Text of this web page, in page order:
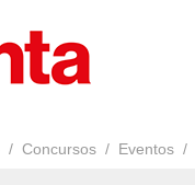
Concursos Eventos